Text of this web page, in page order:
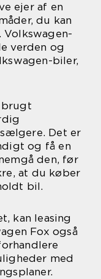
ejer af en
du kan
verden og
biler,
brugt
Det er
og få en
den, før
at du køber
bil.
kan leasing
Fox også
med